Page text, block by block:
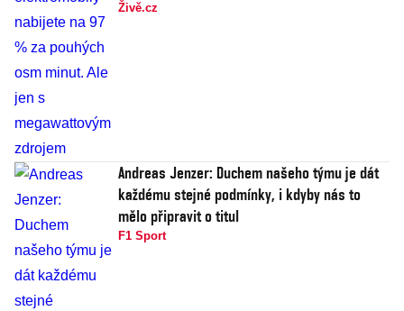
Živě.cz
Andreas Jenzer: Duchem našeho týmu je dát
každému stejné podmínky, i kdyby nás to
mělo připravit o titul
F1 Sport